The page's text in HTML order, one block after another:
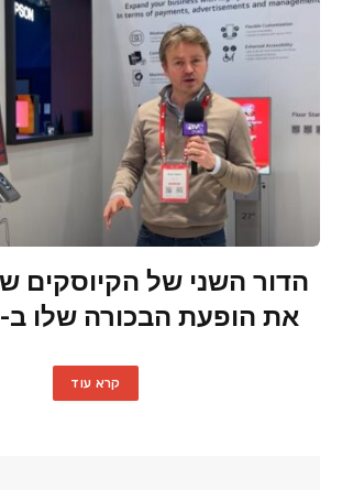
את הופעת הבכורה שלו ב-ISE 2025
קרא עוד